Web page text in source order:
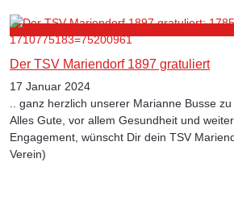
Der TSV Mariendorf 1897 gratuliert
17 Januar 2024
.. ganz herzlich unserer Marianne Busse
Alles Gute, vor allem Gesundheit und
Engagement, wünscht Dir dein TSV
Verein)